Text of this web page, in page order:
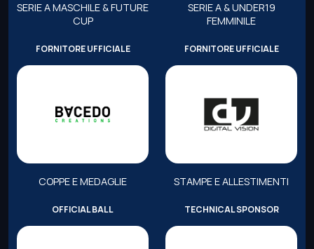
SERIE A MASCHILE & FUTURE
CUP
SERIE A & UNDER19
FEMMINILE
FORNITORE UFFICIALE
COPPE E MEDAGLIE
FORNITORE UFFICIALE
STAMPE E ALLESTIMENTI
OFFICIAL BALL TECHNICAL SPONSOR